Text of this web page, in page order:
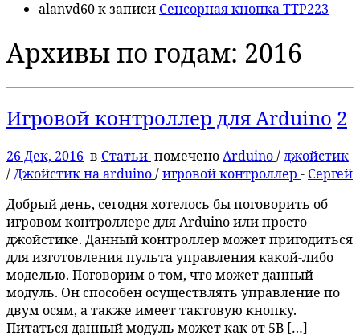
alanvd60к записи Сенсорная кнопка TTP223
Архивы по годам: 2016
Игровой контроллер для Arduino 2
26 Дек, 2016 в Статьи помеченоArduino/джойстик
/Джойстик на arduino/игровой контроллер - Сергей
Добрый день, сегодня хотелось бы поговорить об
игровом контроллере для Arduino или просто
джойстике. Данный контроллер может пригодиться
для изготовления пульта управления какой-либо
моделью. Поговорим о том, что может данный
модуль. Он способен осуществлять управление по
двум осям, а также имеет тактовую кнопку.
Питаться данный модуль может как от 5В […]